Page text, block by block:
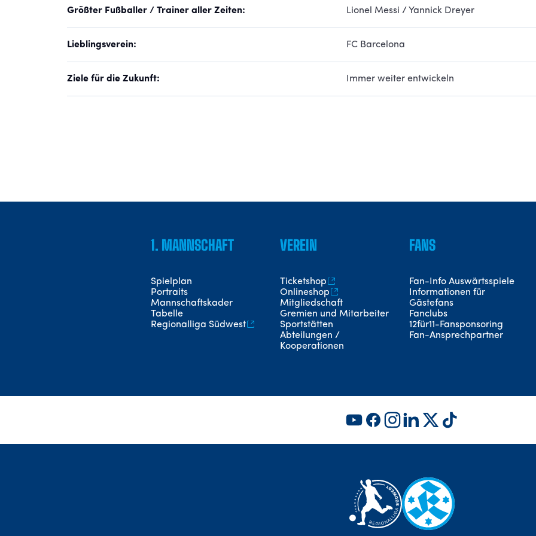
Größter Fußballer / Trainer aller Zeiten: Lionel Messi / Yannick Dreyer
Lieblingsverein: FC Barcelona
Ziele für die Zukunft: Immer weiter entwickeln
1. MANNSCHAFT
Spielplan
Portraits
Mannschaftskader
Tabelle
Regionalliga Südwest
VEREIN
Ticketshop
Onlineshop
Mitgliedschaft
Gremien und Mitarbeiter
Sportstätten
Abteilungen /
Kooperationen
FANS
Fan-Info Auswärtsspiele
Informationen für
Gästefans
Fanclubs
12für11-Fansponsoring
Fan-Ansprechpartner